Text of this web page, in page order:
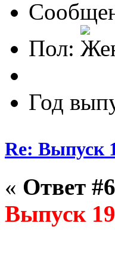
Пол:
Год
Re: Выпуск
« Ответ
Выпуск